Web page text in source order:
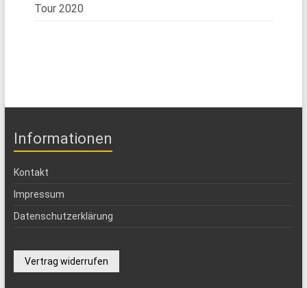
Tour 2020
Informationen
Kontakt
Impressum
Datenschutzerklärung
Vertrag widerrufen